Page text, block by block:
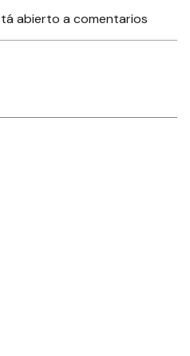
abierto a comentarios